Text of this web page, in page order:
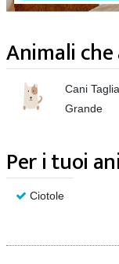
Animali
Cani
Grande
Per i tuoi
Ciotole